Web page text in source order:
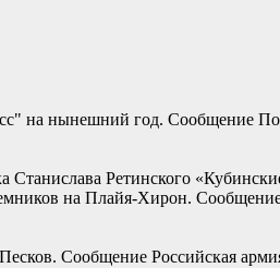
на нынешний год. Сообщение
Ретинского
на Плайя-Хирон.
Сообщение Российская